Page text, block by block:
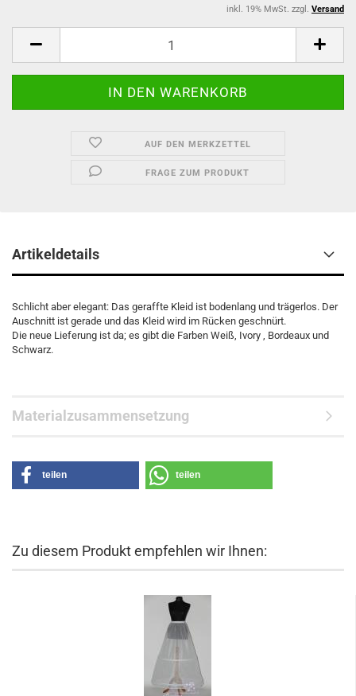
inkl. 19% MwSt. zzgl. Versand
AUF DEN MERKZETTEL
FRAGE ZUM PRODUKT
Artikeldetails
Schlicht aber elegant: Das geraffte Kleid ist bodenlang und trägerlos. Der
Auschnitt ist gerade und das Kleid wird im Rücken geschnürt.
Die neue Lieferung ist da; es gibt die Farben Weiß, Ivory , Bordeaux und
Schwarz.
Materialzusammensetzung
teilen teilen
Zu diesem Produkt empfehlen wir Ihnen: